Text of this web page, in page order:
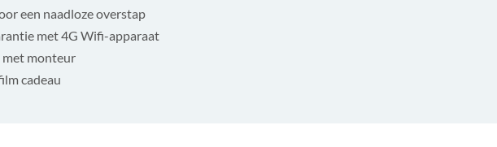
een naadloze overstap
met 4G Wifi-apparaat
monteur
cadeau